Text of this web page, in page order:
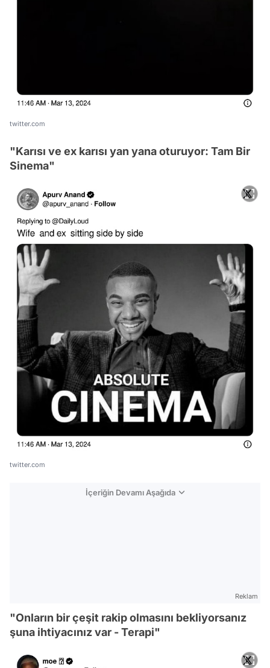
twitter.com
"Karısı ve ex karısı yan yana oturuyor: Tam Bir
Sinema"
twitter.com
İçeriğin Devamı Aşağıda
Reklam
"Onların bir çeşit rakip olmasını bekliyorsanız
şuna ihtiyacınız var - Terapi"